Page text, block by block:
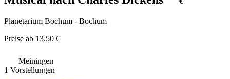
Planetarium Bochum - Bochum
Preise ab 13,50 €
Meiningen
1 Vorstellungen